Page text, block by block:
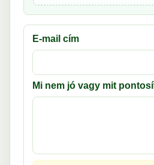
E-mail cím
Mi nem jó vagy mit